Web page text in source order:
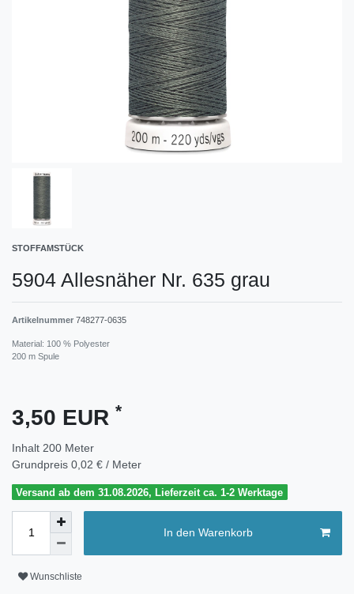
STOFFAMSTÜCK
5904 Allesnäher Nr. 635 grau
Artikelnummer 748277-0635
Material: 100 % Polyester
200 m Spule
3,50 EUR *
Inhalt 200 Meter
Grundpreis 0,02 € / Meter
Versand ab dem 31.08.2026, Lieferzeit ca. 1-2 Werktage
In den Warenkorb
Wunschliste